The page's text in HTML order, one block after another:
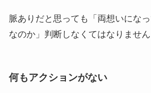
脈ありだと思っても「両想いにな
なのか」判断しなくてはなりません
何もアクションがない